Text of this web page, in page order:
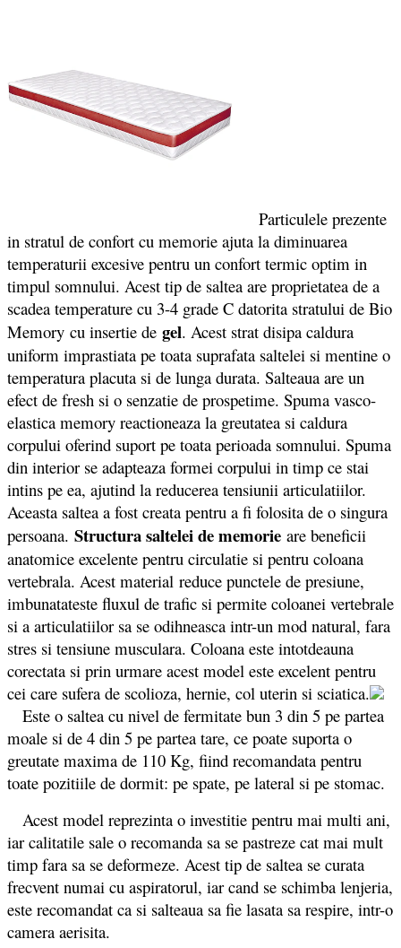
Particulele prezente
in stratul de confort cu memorie ajuta la diminuarea
temperaturii excesive pentru un confort termic optim in
timpul somnului. Acest tip de saltea are proprietatea de a
scadea temperature cu 3-4 grade C datorita stratului de Bio
Memory cu insertie de gel. Acest strat disipa caldura
uniform imprastiata pe toata suprafata saltelei si mentine o
temperatura placuta si de lunga durata. Salteaua are un
efect de fresh si o senzatie de prospetime. Spuma vasco-
elastica memory reactioneaza la greutatea si caldura
corpului oferind suport pe toata perioada somnului. Spuma
din interior se adapteaza formei corpului in timp ce stai
intins pe ea, ajutind la reducerea tensiunii articulatiilor.
Aceasta saltea a fost creata pentru a fi folosita de o singura
persoana. Structura saltelei de memorie are beneficii
anatomice excelente pentru circulatie si pentru coloana
vertebrala. Acest material reduce punctele de presiune,
imbunatateste fluxul de trafic si permite coloanei vertebrale
si a articulatiilor sa se odihneasca intr-un mod natural, fara
stres si tensiune musculara. Coloana este intotdeauna
corectata si prin urmare acest model este excelent pentru
cei care sufera de scolioza, hernie, col uterin si sciatica.
Este o saltea cu nivel de fermitate bun 3 din 5 pe partea
moale si de 4 din 5 pe partea tare, ce poate suporta o
greutate maxima de 110 Kg, fiind recomandata pentru
toate pozitiile de dormit: pe spate, pe lateral si pe stomac.
Acest model reprezinta o investitie pentru mai multi ani,
iar calitatile sale o recomanda sa se pastreze cat mai mult
timp fara sa se deformeze. Acest tip de saltea se curata
frecvent numai cu aspiratorul, iar cand se schimba lenjeria,
este recomandat ca si salteaua sa fie lasata sa respire, intr-o
camera aerisita.